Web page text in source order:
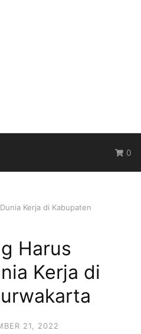
0
Kerja di Kabupaten
Harus
Kerja di
21, 2022